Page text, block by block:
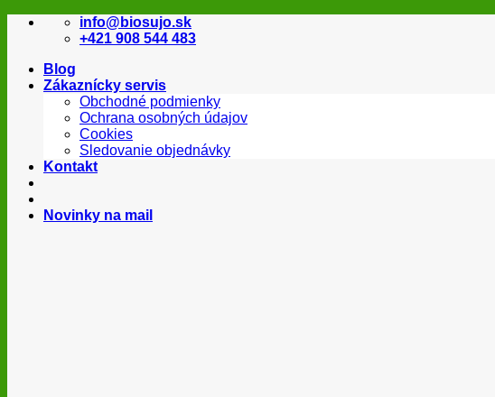
Skip
info@biosujo.sk
+421 908 544 483
Blog
Zákaznícky servis
Obchodné podmienky
Ochrana osobných údajov
Cookies
Sledovanie objednávky
Kontakt
Novinky na mail